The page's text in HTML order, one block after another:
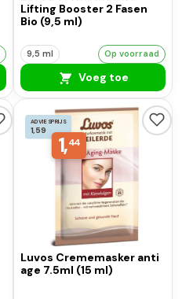
Lifting Booster 2 Fasen
Bio (9,5 ml)
9,5 ml Op voorraad
Voeg toe
ADVIESPRIJS
1,59
1,44
Luvos Crememasker anti
age 7.5ml (15 ml)